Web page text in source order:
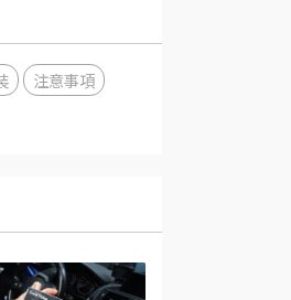
注意事項